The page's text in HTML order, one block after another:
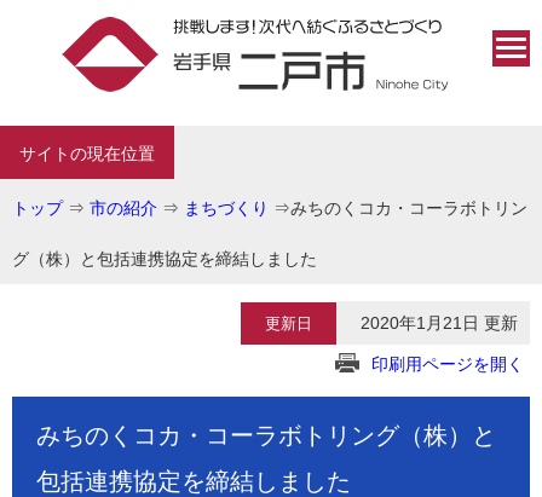
サイトの現在位置
トップ⇒ 市の紹介 ⇒ まちづくり ⇒みちのくコカ・コーラボトリン
グ（株）と包括連携協定を締結しました
更新日 2020年1月21日 更新
印刷用ページを開く
みちのくコカ・コーラボトリング（株）と
包括連携協定を締結しました